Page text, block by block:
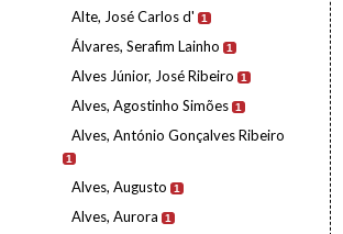
Alte, José Carlos d' 1
Álvares, Serafim Lainho 1
Alves Júnior, José Ribeiro 1
Alves, Agostinho Simões 1
Alves, António Gonçalves Ribeiro
1
Alves, Augusto 1
Alves, Aurora 1